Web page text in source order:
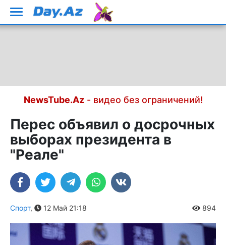
NewsTube.Az- видео без ограничений!
Перес объявил о досрочных
выборах президента в
"Реале"
Спорт, 12 Май 21:18 894